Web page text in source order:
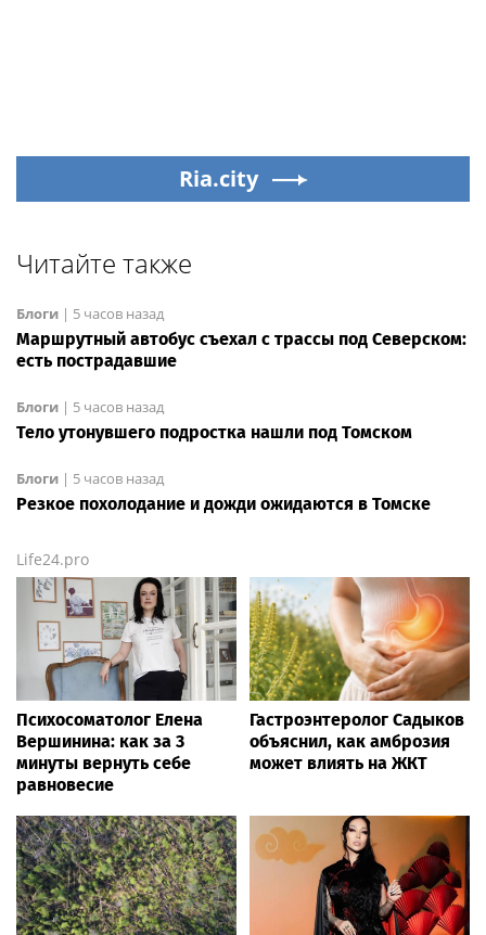
Ria.city
Читайте также
Блоги | 5 часов назад
Маршрутный автобус съехал с трассы под Северском:
есть пострадавшие
Блоги | 5 часов назад
Тело утонувшего подростка нашли под Томском
Блоги | 5 часов назад
Резкое похолодание и дожди ожидаются в Томске
Life24.pro
Психосоматолог Елена
Вершинина: как за 3
минуты вернуть себе
равновесие
Гастроэнтеролог Садыков
объяснил, как амброзия
может влиять на ЖКТ